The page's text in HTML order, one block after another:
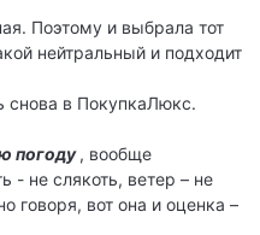
Поэтому и выбрала тот
нейтральный и подходит
снова в ПокупкаЛюкс.
погоду, вообще
- не слякоть, ветер – не
говоря, вот она и оценка –